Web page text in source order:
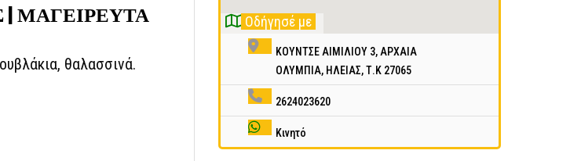
| ΜΑΓΕΙΡΕΥΤΑ
θαλασσινά.
Οδήγησέ με
ΚΟΥΝΤΣΕ ΑΙΜΙΛΙΟΥ 3, ΑΡΧΑΙΑ
ΟΛΥΜΠΙΑ, ΗΛΕΙΑΣ, Τ.Κ 27065
2624023620
Κινητό